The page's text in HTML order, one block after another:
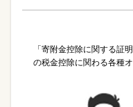
「寄附金控除に関する証
の税金控除に関わる各種